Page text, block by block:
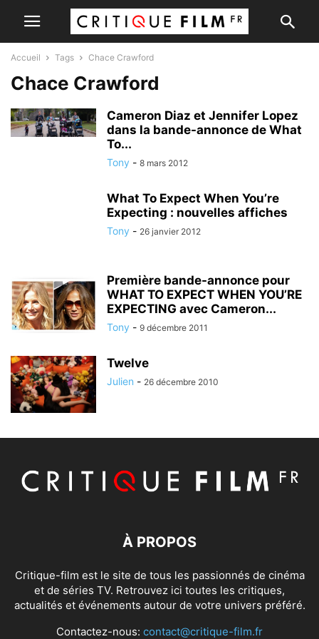
Accueil Tags Chace Crawford
Chace Crawford
Cameron Diaz et Jennifer Lopez
dans la bande-annonce de What
To...
Tony - 8 mars 2012
What To Expect When You’re
Expecting : nouvelles affiches
Tony - 26 janvier 2012
Première bande-annonce pour
WHAT TO EXPECT WHEN YOU’RE
EXPECTING avec Cameron...
Tony - 9 décembre 2011
Twelve
Julien - 26 décembre 2010
À PROPOS
Critique-film est le site de tous les passionnés de cinéma
et de séries TV. Retrouvez ici toutes les critiques,
actualités et événements autour de votre univers préféré.
Contactez-nous: contact@critique-film.fr